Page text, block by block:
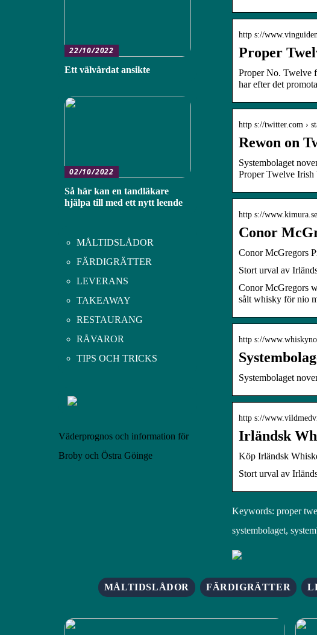
http s://
Proper
Proper No. Twelve
har efter det
http s://twitter.com ›
Rewon on
Systembolaget
Proper Twelve Irish
http s://
Conor
Conor McGregors
Stort urval av
Conor McGregors
sålt whisky för nio
http s://
Systembolaget
http s://
Irländsk
Köp Irländsk
Stort urval av
Keywords: proper
systembolaget,
22/10/2022
Ett välvårdat ansikte
02/10/2022
Så här kan en tandläkare
hjälpa till med ett nytt leende
MÅLTIDSLÅDOR
FÄRDIGRÄTTER
LEVERANS
TAKEAWAY
RESTAURANG
RÅVAROR
TIPS OCH TRICKS
Väderprognos och information för
Broby och Östra Göinge
MÅLTIDSLÅDOR FÄRDIGRÄTTER